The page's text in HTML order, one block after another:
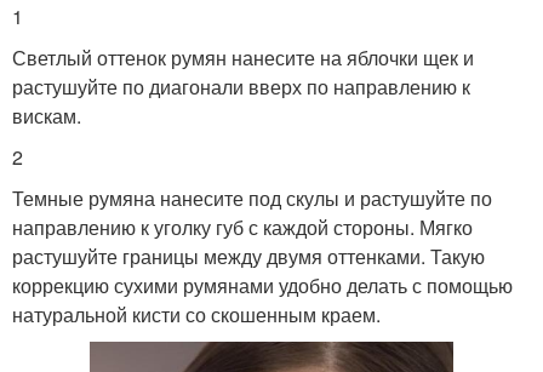
1
Светлый оттенок румян нанесите на яблочки щек и
растушуйте по диагонали вверх по направлению к
вискам.
2
Темные румяна нанесите под скулы и растушуйте по
направлению к уголку губ с каждой стороны. Мягко
растушуйте границы между двумя оттенками. Такую
коррекцию сухими румянами удобно делать с помощью
натуральной кисти со скошенным краем.